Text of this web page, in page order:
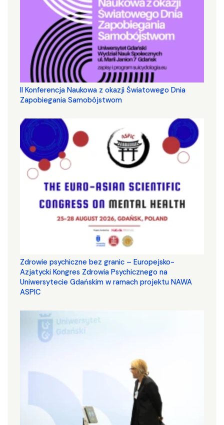
II Konferencja Naukowa z okazji Światowego Dnia
Zapobiegania Samobójstwom
Zdrowie psychiczne bez granic – Europejsko-
Azjatycki Kongres Zdrowia Psychicznego na
Uniwersytecie Gdańskim w ramach projektu NAWA
ASPIC